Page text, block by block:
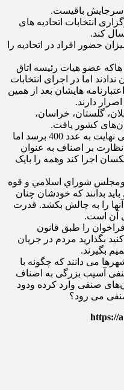
سرجایش باقیست.
انتخابات اتحادیه های
کند.
حضور افراد در اتحادیه را
عضو هیات رئیسه اتاق
اما در اجرای انتخابات
هایشان بعد از همین
دارند.
گلستان، خراسان،
کشور یافت.
هرچند که تعداد این قبیل اتحادیه صنفی نهایت به عدد 400 برسد اما
بر اصناف به عنوان
اجرا کند وهمه را بایک
شوراي اسلامي و قوه
بدانند که خودشان چنان
را به چالش بکشد. قدرت
آن است.
را طبق قانون
بگذارید مردم در جریان
بگیرند.
می دانند که چگونه با
آسیب بزرگی به اصناف
صنفی وارد کرده ودود
می رود؟
https://